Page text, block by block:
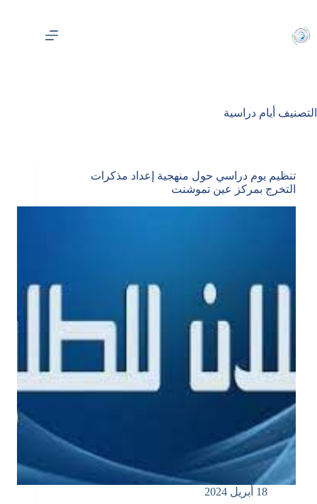
المحتوى
التصنيف أيام دراسية
تنظيم يوم دراسي حول منهجية إعداد مذكرات
التخرج بمركز عين تموشنت
18 أبريل 2024